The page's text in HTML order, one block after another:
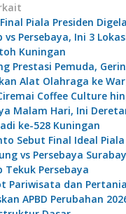
Piala Presiden
vs Persebaya, Ini 3
Kuningan
Prestasi Pemuda,
Alat Olahraga ke
Coffee Culture
Malam Hari, Ini
ke-528 Kuningan
Sebut Final Ideal
vs Persebaya
Tekuk Persebaya
Pariwisata dan
APBD Perubahan